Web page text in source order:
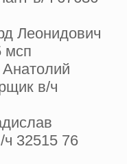
Леонидович
мсп
в/ч
ч 32515 76